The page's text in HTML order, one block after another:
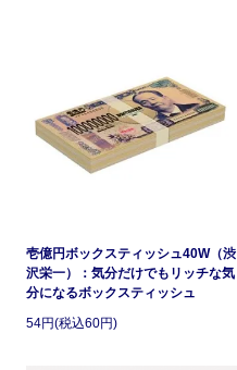
壱億円ボックスティッシュ40W（渋
沢栄一）：気分だけでもリッチな気
分になるボックスティッシュ
54円(税込60円)